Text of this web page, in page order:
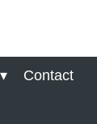
Contact